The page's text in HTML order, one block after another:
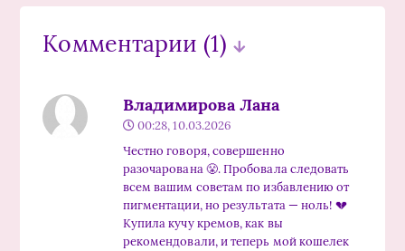
Комментарии (1)
Владимирова Лана
00:28, 10.03.2026
Честно говоря, совершенно
разочарована 😤. Пробовала следовать
всем вашим советам по избавлению от
пигментации, но результата — ноль! 💔
Купила кучу кремов, как вы
рекомендовали, и теперь мой кошелек